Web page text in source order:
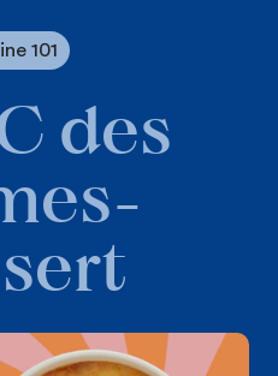
101
des